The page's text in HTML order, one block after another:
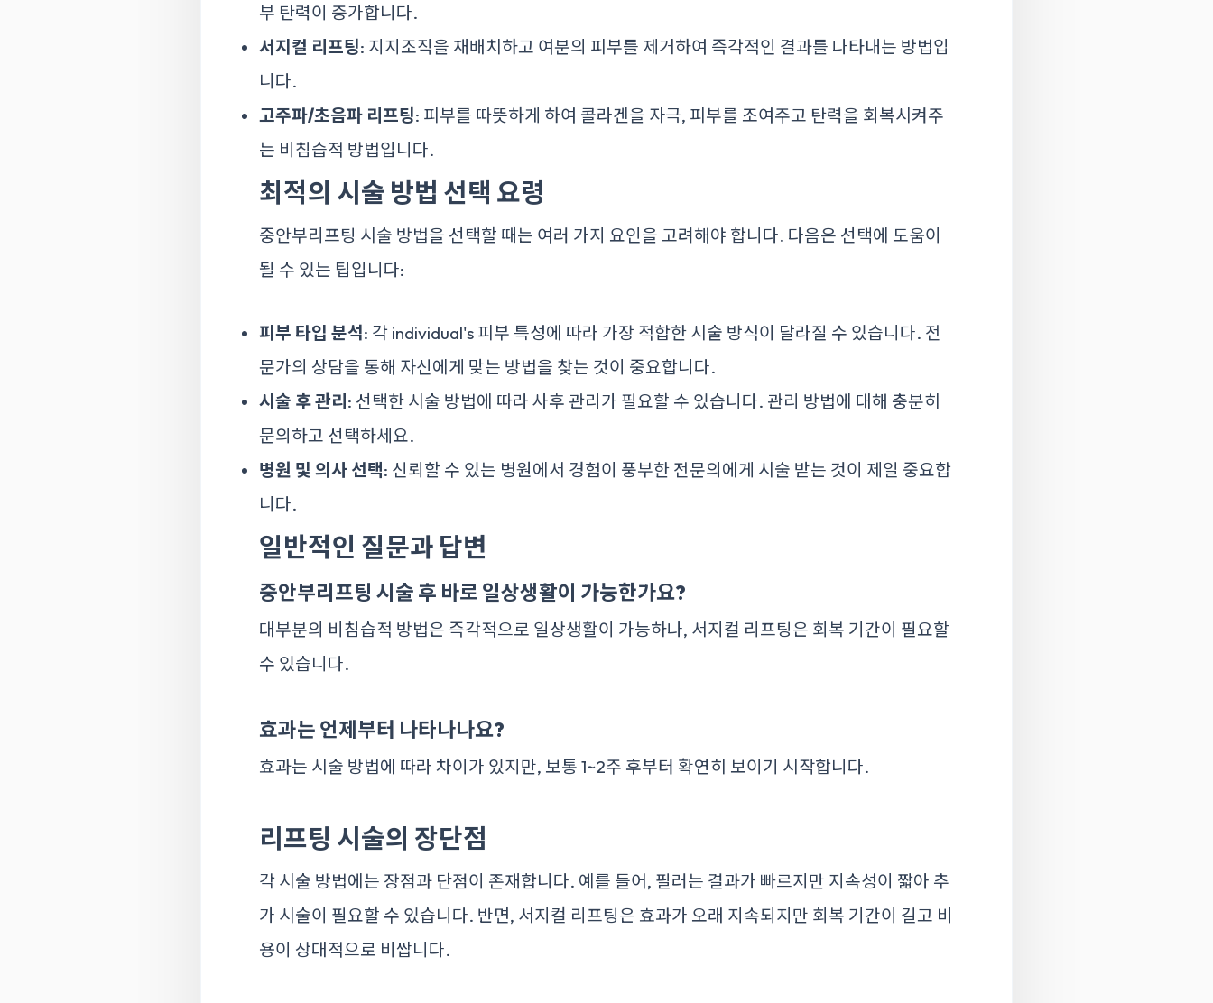
부 탄력이 증가합니다.
서지컬 리프팅: 지지조직을 재배치하고 여분의 피부를 제거하여 즉각적인 결과를 나타내는 방법입
니다.
고주파/초음파 리프팅: 피부를 따뜻하게 하여 콜라겐을 자극, 피부를 조여주고 탄력을 회복시켜주
는 비침습적 방법입니다.
최적의 시술 방법 선택 요령
중안부리프팅 시술 방법을 선택할 때는 여러 가지 요인을 고려해야 합니다. 다음은 선택에 도움이
될 수 있는 팁입니다:
피부 타입 분석: 각 individual's 피부 특성에 따라 가장 적합한 시술 방식이 달라질 수 있습니다. 전
문가의 상담을 통해 자신에게 맞는 방법을 찾는 것이 중요합니다.
시술 후 관리 : 선택한 시술 방법에 따라 사후 관리가 필요할 수 있습니다. 관리 방법에 대해 충분히
문의하고 선택하세요.
병원 및 의사 선택: 신뢰할 수 있는 병원에서 경험이 풍부한 전문의에게 시술 받는 것이 제일 중요합
니다.
일반적인 질문과 답변
중안부리프팅 시술 후 바로 일상생활이 가능한가요?
대부분의 비침습적 방법은 즉각적으로 일상생활이 가능하나, 서지컬 리프팅은 회복 기간이 필요할
수 있습니다.
효과는 언제부터 나타나나요?
효과는 시술 방법에 따라 차이가 있지만, 보통 1~2주 후부터 확연히 보이기 시작합니다.
리프팅 시술의 장단점
각 시술 방법에는 장점과 단점이 존재합니다. 예를 들어, 필러는 결과가 빠르지만 지속성이 짧아 추
가 시술이 필요할 수 있습니다. 반면, 서지컬 리프팅은 효과가 오래 지속되지만 회복 기간이 길고 비
용이 상대적으로 비쌉니다.